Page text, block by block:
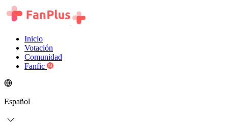
Inicio
Votación
Comunidad
Fanfic
Español